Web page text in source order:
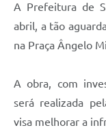
Arquivos para
Jornal
A Prefeitura de
abril, a tão
na Praça Ângelo
A obra, com
será realizada
visa melhorar a